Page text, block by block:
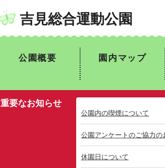
吉見総合運動公園
公園概要 園内マップ
重要なお知らせ
公園内の喫煙について
公園アンケートのご協力の
休園日について